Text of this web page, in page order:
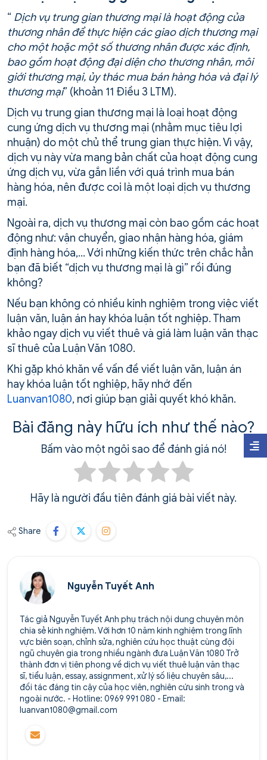
“ Dịch vụ trung gian thương mại là hoạt động của
thương nhân để thực hiện các giao dịch thương mại
cho một hoặc một số thương nhân được xác định,
bao gồm hoạt động đại diện cho thương nhân, môi
giới thương mại, ủy thác mua bán hàng hóa và đại lý
thương mại” (khoản 11 Điều 3 LTM).
Dịch vụ trung gian thương mại là loại hoạt động
cung ứng dịch vụ thương mại (nhằm mục tiêu lợi
nhuận) do một chủ thể trung gian thực hiện. Vì vậy,
dịch vụ này vừa mang bản chất của hoạt động cung
ứng dịch vụ, vừa gắn liền với quá trình mua bán
hàng hóa, nên được coi là một loại dịch vụ thương
mại.
Ngoài ra, dịch vụ thương mại còn bao gồm các hoạt
động như: vận chuyển, giao nhận hàng hóa, giám
định hàng hóa,… Với những kiến thức trên chắc hẳn
bạn đã biết “dịch vụ thương mại là gì” rồi đúng
không?
Nếu bạn không có nhiều kinh nghiệm trong việc viết
luận văn, luận án hay khóa luận tốt nghiệp. Tham
khảo ngay dịch vụ viết thuê và giá làm luận văn thạc
sĩ thuê của Luận Văn 1080.
Khi gặp khó khăn về vấn đề viết luận văn, luận án
hay khóa luận tốt nghiệp, hãy nhớ đến
Luanvan1080, nơi giúp bạn giải quyết khó khăn.
Bài đăng này hữu ích như thế nào?
Bấm vào một ngôi sao để đánh giá nó!
Hãy là người đầu tiên đánh giá bài viết này.
Share
Nguyễn Tuyết Anh
Tác giả Nguyễn Tuyết Anh phụ trách nội dung chuyên môn
chia sẻ kinh nghiệm. Với hơn 10 năm kinh nghiệm trong lĩnh
vực biên soạn, chỉnh sửa, nghiên cứu học thuật cùng đội
ngũ chuyên gia trong nhiều ngành đưa Luận Văn 1080 Trở
thành đơn vị tiên phong về dịch vụ viết thuê luận văn thạc
sĩ, tiểu luận, essay, assignment, xử lý số liệu chuyên sâu,...
đối tác đáng tin cậy của học viên, nghiên cứu sinh trong và
ngoài nước. - Hotline: 0969 991 080 - Email:
luanvan1080@gmail.com